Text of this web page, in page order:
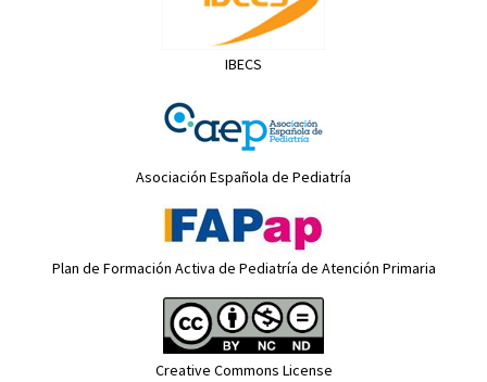
IBECS
Asociación Española de Pediatría
Plan de Formación Activa de Pediatría de Atención Primaria
Creative Commons License